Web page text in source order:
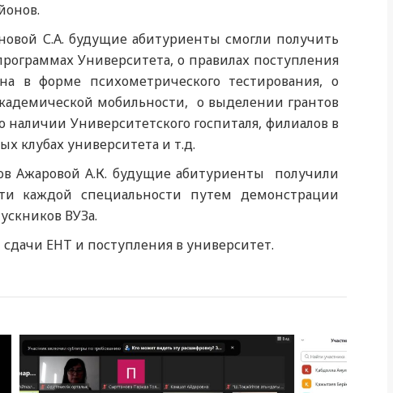
С.А. будущие абитуриенты смогли получить
Университета, о правилах поступления
в форме психометрического тестирования, о
мобильности, о выделении грантов
Университетского госпиталя, филиалов в
клубах университета и т.д.
Ажаровой А.К. будущие абитуриенты получили
каждой специальности путем демонстрации
ВУЗа.
ЕНТ и поступления в университет.